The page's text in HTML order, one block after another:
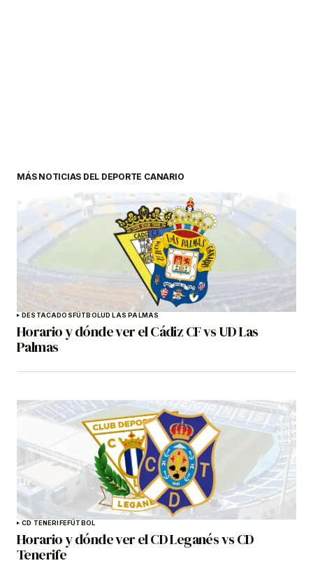
MÁS NOTICIAS DEL DEPORTE CANARIO
DESTACADOSFÚTBOLUD LAS PALMAS
Horario y dónde ver el Cádiz CF vs UD Las
Palmas
CD TENERIFEFÚTBOL
Horario y dónde ver el CD Leganés vs CD
Tenerife